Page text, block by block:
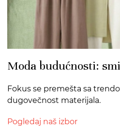
Moda budućnosti:
Fokus se premešta sa
dugovečnost materijala.
Pogledaj naš izbor